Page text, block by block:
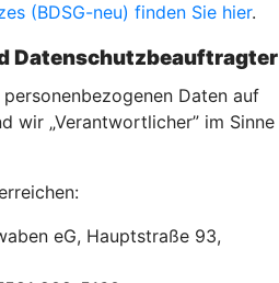
(BDSG-neu) finden Sie hier.
Datenschutzbeauftragter
Daten auf
wir „Verantwortlicher” im Sinne
eG, Hauptstraße 93,